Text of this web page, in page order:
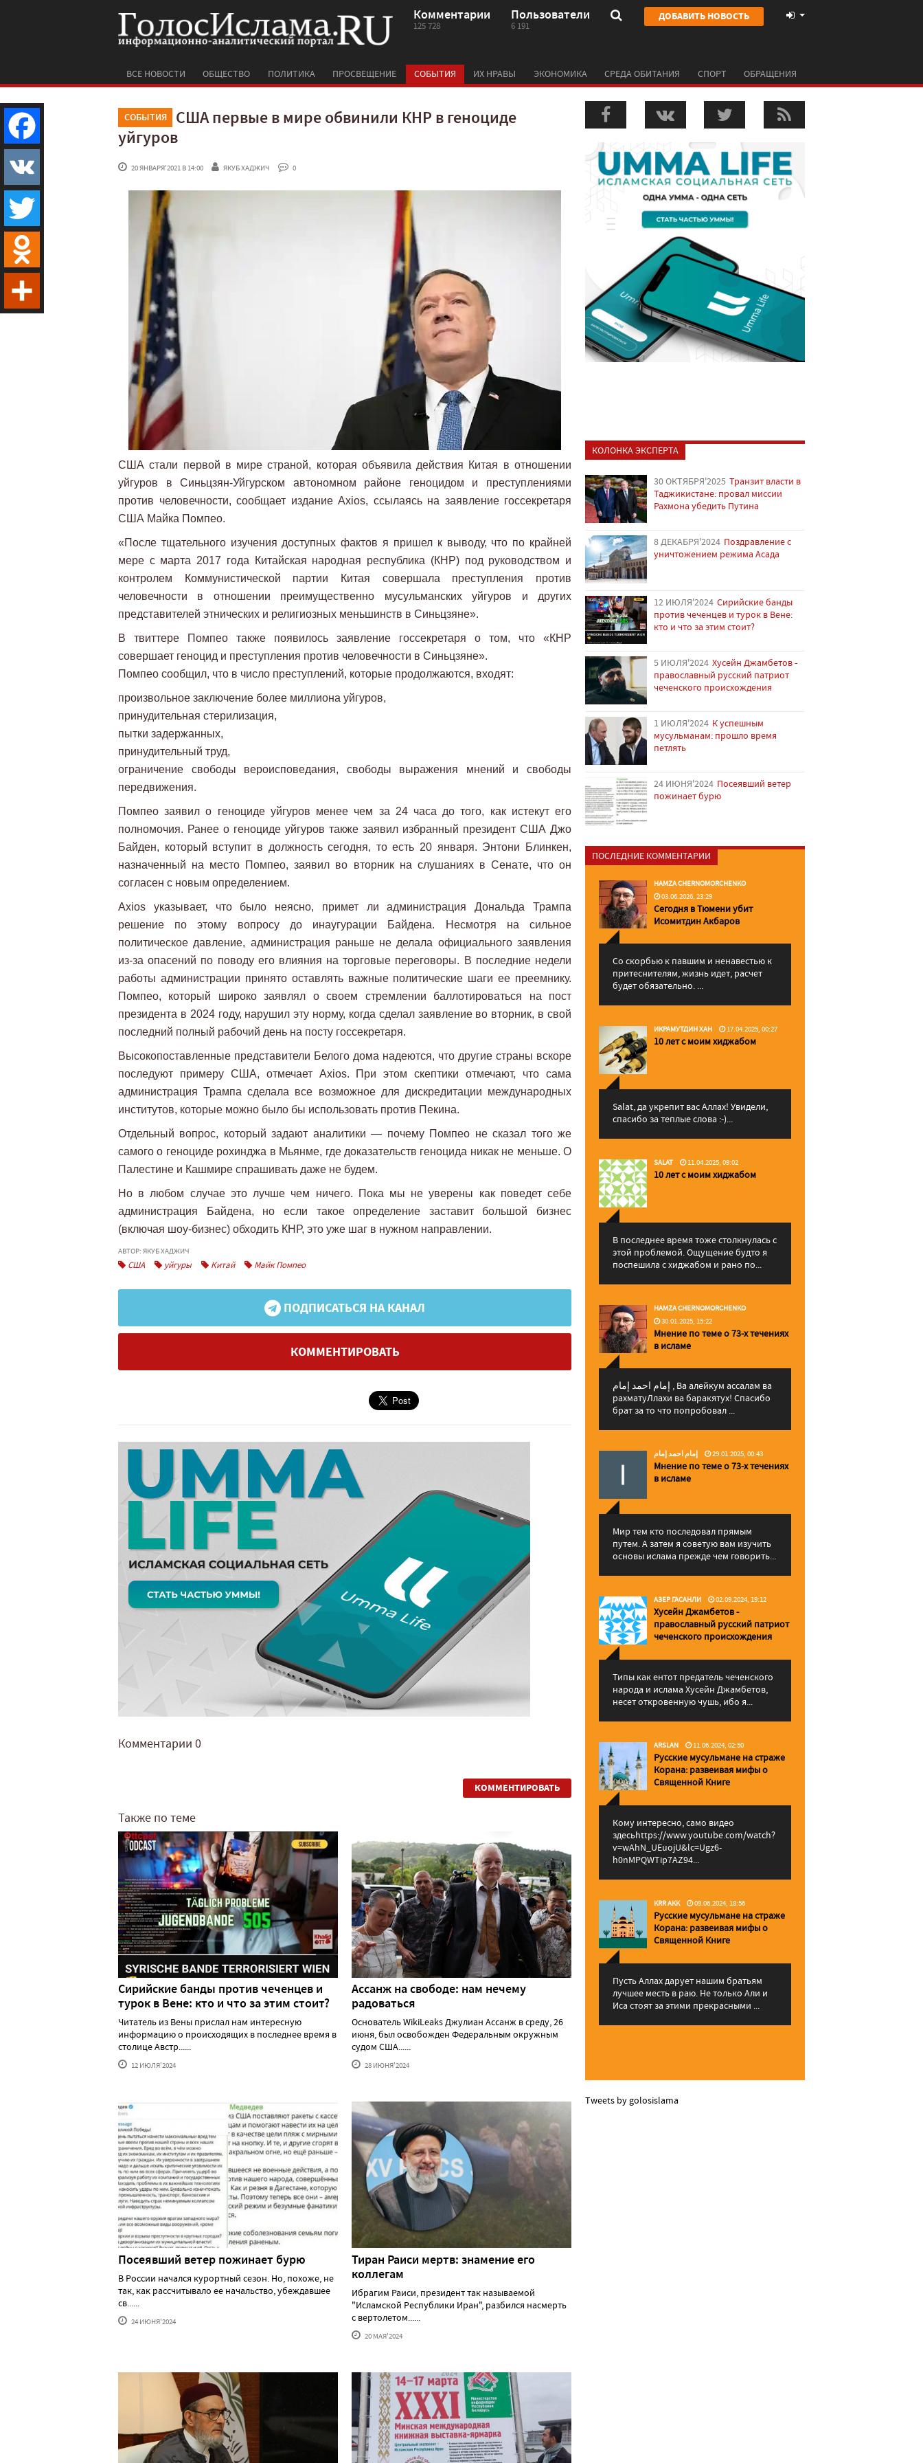
Комментарии
125 728
Пользователи
6 191
ДОБАВИТЬ НОВОСТЬ
ВСЕ НОВОСТИ ОБЩЕСТВО ПОЛИТИКА ПРОСВЕЩЕНИЕ СОБЫТИЯ ИХ НРАВЫ ЭКОНОМИКА СРЕДА ОБИТАНИЯ СПОРТ ОБРАЩЕНИЯ
СОБЫТИЯ
США первые в мире обвинили КНР в геноциде
уйгуров
20 ЯНВАРЯ'2021 В 14:00 ЯКУБ ХАДЖИЧ 0
США стали первой в мире страной, которая объявила действия Китая в отношении
уйгуров в Синьцзян-Уйгурском автономном районе геноцидом и преступлениями
против человечности, сообщает издание Axios, ссылаясь на заявление госсекретаря
США Майка Помпео.
«После тщательного изучения доступных фактов я пришел к выводу, что по крайней
мере с марта 2017 года Китайская народная республика (КНР) под руководством и
контролем Коммунистической партии Китая совершала преступления против
человечности в отношении преимущественно мусульманских уйгуров и других
представителей этнических и религиозных меньшинств в Синьцзяне».
В твиттере Помпео также появилось заявление госсекретаря о том, что «КНР
совершает геноцид и преступления против человечности в Синьцзяне».
Помпео сообщил, что в число преступлений, которые продолжаются, входят:
произвольное заключение более миллиона уйгуров,
принудительная стерилизация,
пытки задержанных,
принудительный труд,
ограничение свободы вероисповедания, свободы выражения мнений и свободы
передвижения.
Помпео заявил о геноциде уйгуров менее чем за 24 часа до того, как истекут его
полномочия. Ранее о геноциде уйгуров также заявил избранный президент США Джо
Байден, который вступит в должность сегодня, то есть 20 января. Энтони Блинкен,
назначенный на место Помпео, заявил во вторник на слушаниях в Сенате, что он
согласен с новым определением.
Axios указывает, что было неясно, примет ли администрация Дональда Трампа
решение по этому вопросу до инаугурации Байдена. Несмотря на сильное
политическое давление, администрация раньше не делала официального заявления
из-за опасений по поводу его влияния на торговые переговоры. В последние недели
работы администрации принято оставлять важные политические шаги ее преемнику.
Помпео, который широко заявлял о своем стремлении баллотироваться на пост
президента в 2024 году, нарушил эту норму, когда сделал заявление во вторник, в свой
последний полный рабочий день на посту госсекретаря.
Высокопоставленные представители Белого дома надеются, что другие страны вскоре
последуют примеру США, отмечает Axios. При этом скептики отмечают, что сама
администрация Трампа сделала все возможное для дискредитации международных
институтов, которые можно было бы использовать против Пекина.
Отдельный вопрос, который задают аналитики — почему Помпео не сказал того же
самого о геноциде рохинджа в Мьянме, где доказательств геноцида никак не меньше. О
Палестине и Кашмире спрашивать даже не будем.
Но в любом случае это лучше чем ничего. Пока мы не уверены как поведет себе
администрация Байдена, но если такое определение заставит большой бизнес
(включая шоу-бизнес) обходить КНР, это уже шаг в нужном направлении.
АВТОР: ЯКУБ ХАДЖИЧ
США уйгуры Китай Майк Помпео
ПОДПИСАТЬСЯ НА КАНАЛ
КОММЕНТИРОВАТЬ
Комментарии 0
КОММЕНТИРОВАТЬ
Также по теме
Сирийские банды против чеченцев и
турок в Вене: кто и что за этим стоит?
Читатель из Вены прислал нам интересную
информацию о происходящих в последнее время в
столице Австр......
12 ИЮЛЯ'2024
Ассанж на свободе: нам нечему
радоваться
Основатель WikiLeaks Джулиан Ассанж в среду, 26
июня, был освобожден Федеральным окружным
судом США......
28 ИЮНЯ'2024
Посеявший ветер пожинает бурю
В России начался курортный сезон. Но, похоже, не
так, как рассчитывало ее начальство, убеждавшее
св......
24 ИЮНЯ'2024
Тиран Раиси мертв: знамение его
коллегам
Ибрагим Раиси, президент так называемой
"Исламской Республики Иран", разбился насмерть
с вертолетом......
20 МАЯ'2024
КОЛОНКА ЭКСПЕРТА
30 ОКТЯБРЯ'2025 Транзит власти в
Таджикистане: провал миссии
Рахмона убедить Путина
8 ДЕКАБРЯ'2024 Поздравление с
уничтожением режима Асада
12 ИЮЛЯ'2024 Сирийские банды
против чеченцев и турок в Вене:
кто и что за этим стоит?
5 ИЮЛЯ'2024 Хусейн Джамбетов -
православный русский патриот
чеченского происхождения
1 ИЮЛЯ'2024 К успешным
мусульманам: прошло время
петлять
24 ИЮНЯ'2024 Посеявший ветер
пожинает бурю
ПОСЛЕДНИЕ КОММЕНТАРИИ
HAMZA CHERNOMORCHENKO
03.06.2026, 23:29
Сегодня в Тюмени убит
Исомитдин Акбаров
Со скорбью к павшим и ненавестью к
притеснителям, жизнь идет, расчет
будет обязательно. ...
ИКРАМУТДИН ХАН 17.04.2025, 00:27
10 лет с моим хиджабом
Salat, да укрепит вас Аллаx! Увидели,
спасибо за теплые слова :-)...
SALAT 11.04.2025, 09:02
10 лет с моим хиджабом
В последнее время тоже столкнулась с
этой проблемой. Ощущение будто я
поспешила с хиджабом и рано по...
HAMZA CHERNOMORCHENKO
30.01.2025, 15:22
Мнение по теме о 73-х течениях
в исламе
إمام احمد إمام , Ва алейкум ассалам ва
рахматуЛлахи ва баракятух! Спасибо
брат за то что попробовал ...
إمام احمد إمام 29.01.2025, 00:43
Мнение по теме о 73-х течениях
в исламе
Мир тем кто последовал прямым
путем. А затем я советую вам изучить
основы ислама прежде чем говорить...
АЗЕР ГАСАНЛИ 02.09.2024, 19:12
Хусейн Джамбетов -
православный русский патриот
чеченского происхождения
Типы как ентот предатель чеченского
народа и ислама Хусейн Джамбетов,
несет откровенную чушь, ибо я...
ARSLAN 11.06.2024, 02:50
Русские мусульмане на страже
Корана: pазвеивая мифы о
Священной Книге
Кому интересно, само видео
здесьhttps://www.youtube.com/watch?
v=wAhN_UEuojU&lc=Ugz6-
h0nMPQWTip7AZ94...
KRR AKK 09.06.2024, 18:56
Русские мусульмане на страже
Корана: pазвеивая мифы о
Священной Книге
Пусть Аллах дарует нашим братьям
лучшее месть в раю. Не только Али и
Иса стоят за этими прекрасными ...
Tweets by golosislama
Facebook
VK
Twitter
Odnoklassniki